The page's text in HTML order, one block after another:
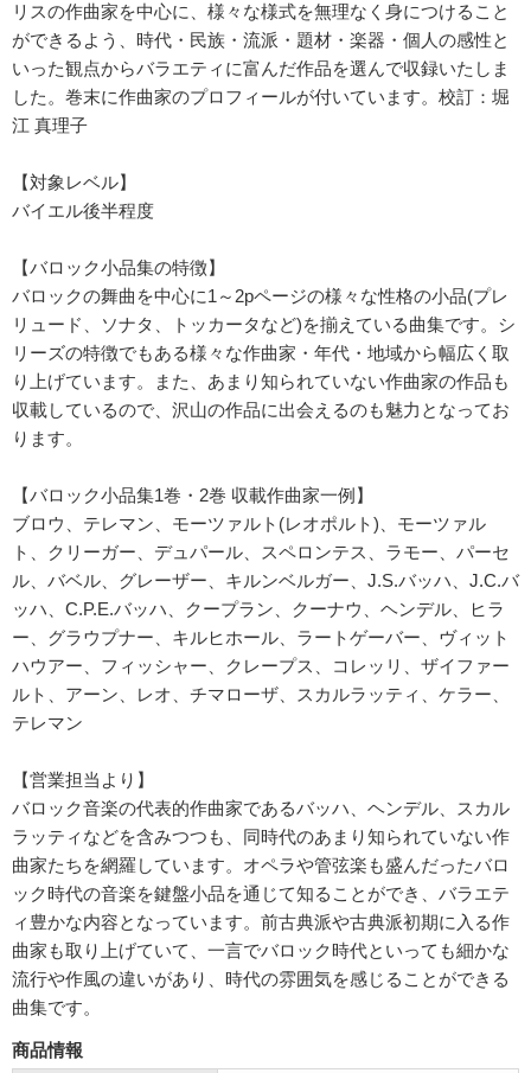
リスの作曲家を中心に、様々な様式を無理なく身につけること
ができるよう、時代・民族・流派・題材・楽器・個人の感性と
いった観点からバラエティに富んだ作品を選んで収録いたしま
した。巻末に作曲家のプロフィールが付いています。校訂：堀
江 真理子
【対象レベル】
バイエル後半程度
【バロック小品集の特徴】
バロックの舞曲を中心に1～2pページの様々な性格の小品(プレ
リュード、ソナタ、トッカータなど)を揃えている曲集です。シ
リーズの特徴でもある様々な作曲家・年代・地域から幅広く取
り上げています。また、あまり知られていない作曲家の作品も
収載しているので、沢山の作品に出会えるのも魅力となってお
ります。
【バロック小品集1巻・2巻 収載作曲家一例】
ブロウ、テレマン、モーツァルト(レオポルト)、モーツァル
ト、クリーガー、デュパール、スペロンテス、ラモー、パーセ
ル、バベル、グレーザー、キルンベルガー、J.S.バッハ、J.C.バ
ッハ、C.P.E.バッハ、クープラン、クーナウ、ヘンデル、ヒラ
ー、グラウプナー、キルヒホール、ラートゲーバー、ヴィット
ハウアー、フィッシャー、クレープス、コレッリ、ザイファー
ルト、アーン、レオ、チマローザ、スカルラッティ、ケラー、
テレマン
【営業担当より】
バロック音楽の代表的作曲家であるバッハ、ヘンデル、スカル
ラッティなどを含みつつも、同時代のあまり知られていない作
曲家たちを網羅しています。オペラや管弦楽も盛んだったバロ
ック時代の音楽を鍵盤小品を通じて知ることができ、バラエテ
ィ豊かな内容となっています。前古典派や古典派初期に入る作
曲家も取り上げていて、一言でバロック時代といっても細かな
流行や作風の違いがあり、時代の雰囲気を感じることができる
曲集です。
商品情報